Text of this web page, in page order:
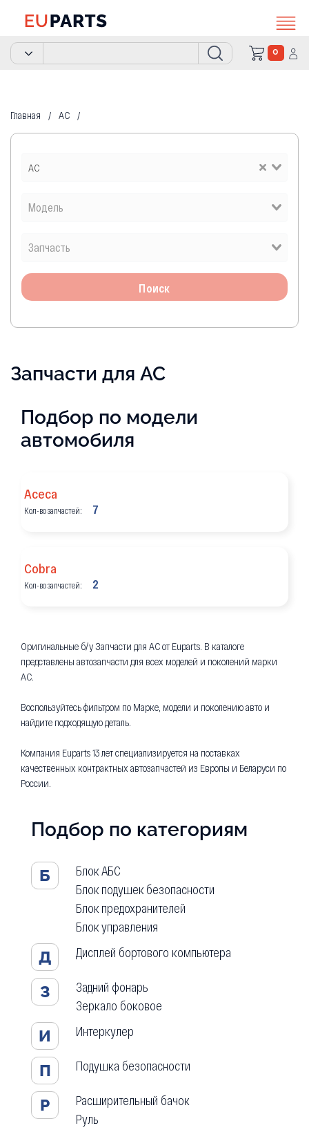
0
Главная AC
AC
Поиск
Запчасти для AC
Подбор по модели
автомобиля
Aceca
Кол-во запчастей: 7
Cobra
Кол-во запчастей: 2
Оригинальные б/у Запчасти для AC от Euparts. В каталоге
представлены автозапчасти для всех моделей и поколений марки
AC.
Воспользуйтесь фильтром по Марке, модели и поколению авто и
найдите подходящую деталь.
Компания Euparts 13 лет специализируется на поставках
качественных контрактных автозапчастей из Европы и Беларуси по
России.
Подбор по категориям
Б
Блок АБС
Блок подушек безопасности
Блок предохранителей
Блок управления
Д Дисплей бортового компьютера
З
Задний фонарь
Зеркало боковое
И Интеркулер
П Подушка безопасности
Р
Расширительный бачок
Руль